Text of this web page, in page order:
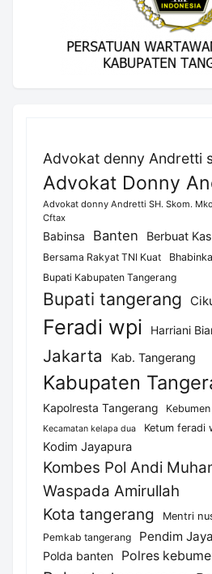
Advokat denny Andretti
Advokat Donny
Advokat donny Andretti SH. Skom.
Cftax
Babinsa Banten Berbuat
Bersama Rakyat TNI Kuat
Bupati Kabupaten Tangerang
Bupati tangerang
Feradi wpi Harriani
Jakarta Kab. Tangerang
Kabupaten
Kapolresta Tangerang
Kecamatan kelapa dua Ketum feradi
Kodim Jayapura
Kombes Pol Andi
Waspada Amirullah
Kota tangerang
Mentri
Pemkab tangerang
Pendim
Polda banten Polres